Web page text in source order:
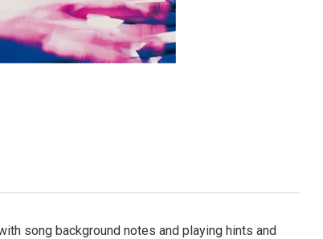
song background notes and playing hints and